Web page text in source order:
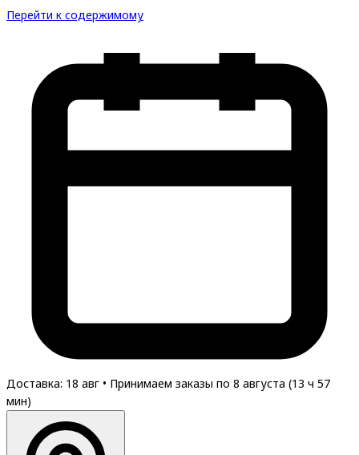
Перейти к содержимому
Доставка: 18 авг • Принимаем заказы по 8 августа (13 ч 57
мин)